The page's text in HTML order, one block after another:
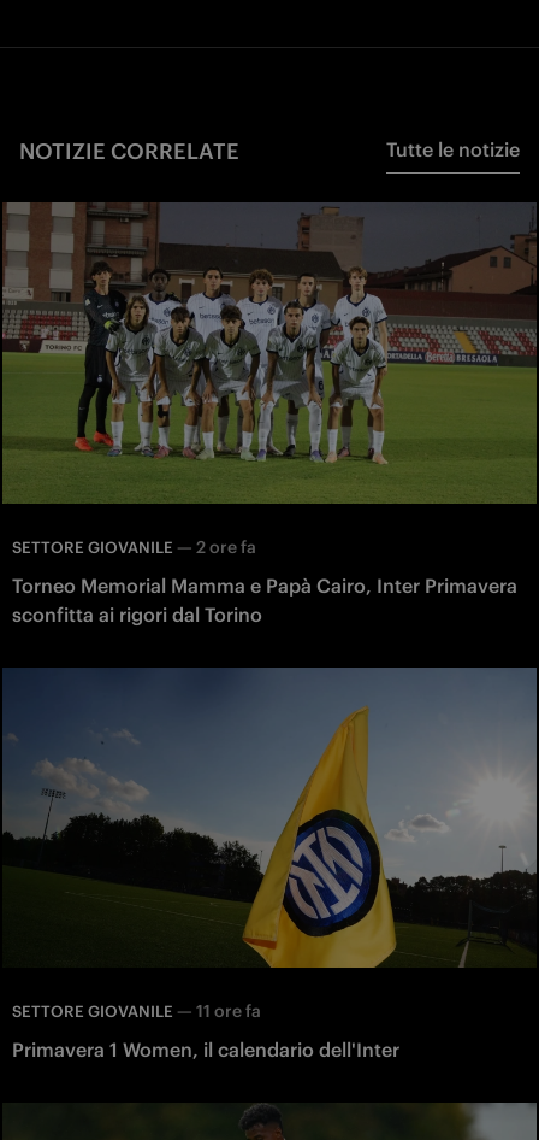
NOTIZIE CORRELATE Tutte le notizie
SETTORE GIOVANILE — 2 ore fa
Torneo Memorial Mamma e Papà Cairo, Inter Primavera
sconfitta ai rigori dal Torino
SETTORE GIOVANILE — 11 ore fa
Primavera 1 Women, il calendario dell'Inter